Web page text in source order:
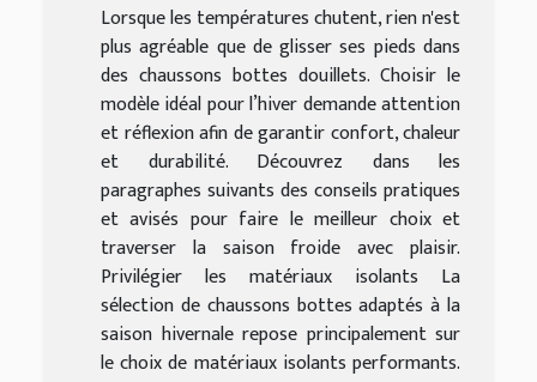
Lorsque les températures chutent, rien n'est
plus agréable que de glisser ses pieds dans
des chaussons bottes douillets. Choisir le
modèle idéal pour l’hiver demande attention
et réflexion afin de garantir confort, chaleur
et durabilité. Découvrez dans les
paragraphes suivants des conseils pratiques
et avisés pour faire le meilleur choix et
traverser la saison froide avec plaisir.
Privilégier les matériaux isolants La
sélection de chaussons bottes adaptés à la
saison hivernale repose principalement sur
le choix de matériaux isolants performants.